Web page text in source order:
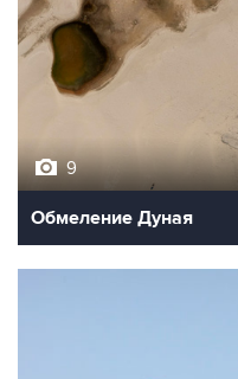
9
Обмеление Дуная